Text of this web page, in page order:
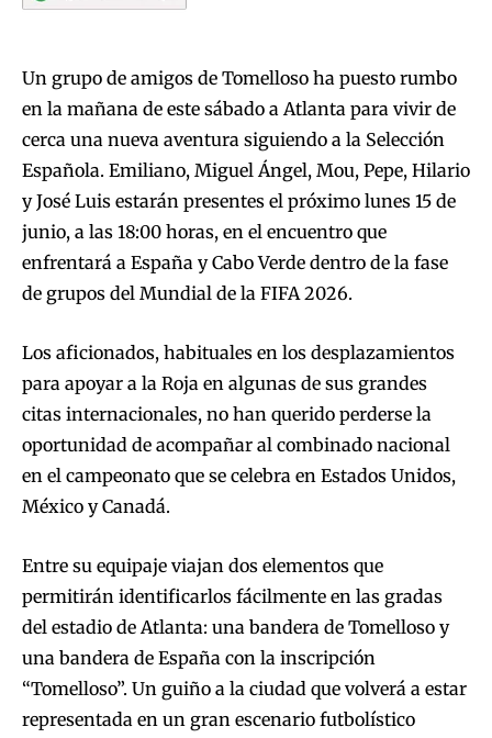
Un grupo de amigos de Tomelloso ha puesto rumbo
en la mañana de este sábado a Atlanta para vivir de
cerca una nueva aventura siguiendo a la Selección
Española. Emiliano, Miguel Ángel, Mou, Pepe, Hilario
y José Luis estarán presentes el próximo lunes 15 de
junio, a las 18:00 horas, en el encuentro que
enfrentará a España y Cabo Verde dentro de la fase
de grupos del Mundial de la FIFA 2026.
Los aficionados, habituales en los desplazamientos
para apoyar a la Roja en algunas de sus grandes
citas internacionales, no han querido perderse la
oportunidad de acompañar al combinado nacional
en el campeonato que se celebra en Estados Unidos,
México y Canadá.
Entre su equipaje viajan dos elementos que
permitirán identificarlos fácilmente en las gradas
del estadio de Atlanta: una bandera de Tomelloso y
una bandera de España con la inscripción
“Tomelloso”. Un guiño a la ciudad que volverá a estar
representada en un gran escenario futbolístico